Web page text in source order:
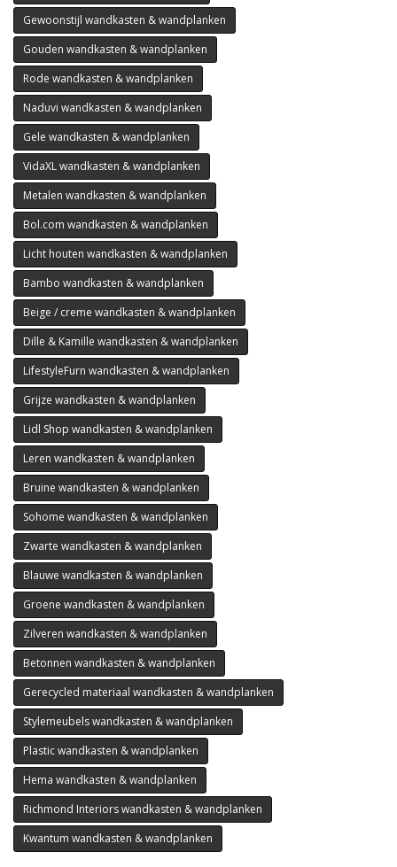
Gewoonstijl wandkasten & wandplanken
Gouden wandkasten & wandplanken
Rode wandkasten & wandplanken
Naduvi wandkasten & wandplanken
Gele wandkasten & wandplanken
VidaXL wandkasten & wandplanken
Metalen wandkasten & wandplanken
Bol.com wandkasten & wandplanken
Licht houten wandkasten & wandplanken
Bambo wandkasten & wandplanken
Beige / creme wandkasten & wandplanken
Dille & Kamille wandkasten & wandplanken
LifestyleFurn wandkasten & wandplanken
Grijze wandkasten & wandplanken
Lidl Shop wandkasten & wandplanken
Leren wandkasten & wandplanken
Bruine wandkasten & wandplanken
Sohome wandkasten & wandplanken
Zwarte wandkasten & wandplanken
Blauwe wandkasten & wandplanken
Groene wandkasten & wandplanken
Zilveren wandkasten & wandplanken
Betonnen wandkasten & wandplanken
Gerecycled materiaal wandkasten & wandplanken
Stylemeubels wandkasten & wandplanken
Plastic wandkasten & wandplanken
Hema wandkasten & wandplanken
Richmond Interiors wandkasten & wandplanken
Kwantum wandkasten & wandplanken